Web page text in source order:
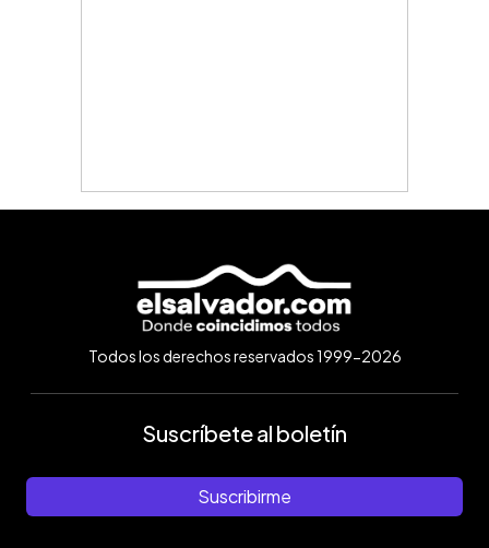
Todos los derechos reservados 1999-2026
Suscríbete al boletín
Suscribirme